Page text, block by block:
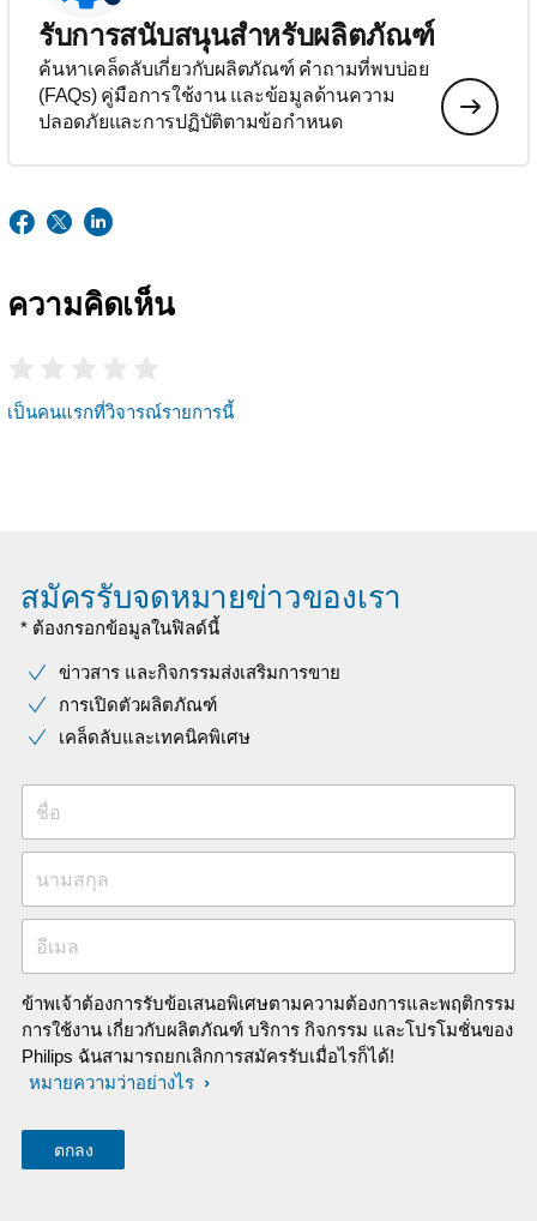
รับการสนับสนุนสำหรับผลิตภัณฑ์
ค้นหาเคล็ดลับเกี่ยวกับผลิตภัณฑ์ คำถามที่พบบ่อย
(FAQs) คู่มือการใช้งาน และข้อมูลด้านความ
ปลอดภัยและการปฏิบัติตามข้อกำหนด
ความคิดเห็น
เป็นคนแรกที่วิจารณ์รายการนี้
สมัครรับจดหมายข่าวของเรา
* ต้องกรอกข้อมูลในฟิลด์นี้
ข่าวสาร และกิจกรรมส่งเสริมการขาย
การเปิดตัวผลิตภัณฑ์
เคล็ดลับและเทคนิคพิเศษ
ชื่อ
นามสกุล
อีเมล
ข้าพเจ้าต้องการรับข้อเสนอพิเศษตามความต้องการและพฤติกรรม
การใช้งาน เกี่ยวกับผลิตภัณฑ์ บริการ กิจกรรม และโปรโมชั่นของ
Philips ฉันสามารถยกเลิกการสมัครรับเมื่อไรก็ได้!
หมายความว่าอย่างไร